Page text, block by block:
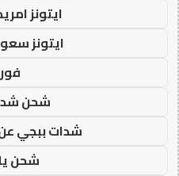
ايتونز
ايتونز
شحن
شدات ببجي
شحن